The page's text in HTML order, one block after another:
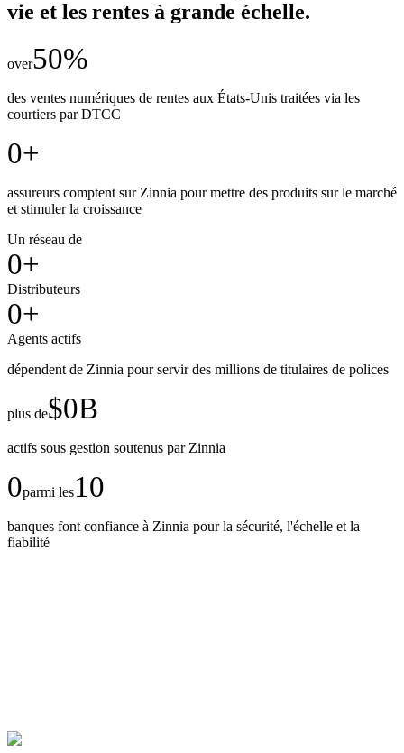
vie et les rentes à grande échelle.
over50%
des ventes numériques de rentes aux États-Unis traitées via les
courtiers par DTCC
0+
assureurs comptent sur Zinnia pour mettre des produits sur le marché
et stimuler la croissance
Un réseau de
0+
Distributeurs
0+
Agents actifs
dépendent de Zinnia pour servir des millions de titulaires de polices
plus de$0B
actifs sous gestion soutenus par Zinnia
0parmi les10
banques font confiance à Zinnia pour la sécurité, l'échelle et la
fiabilité